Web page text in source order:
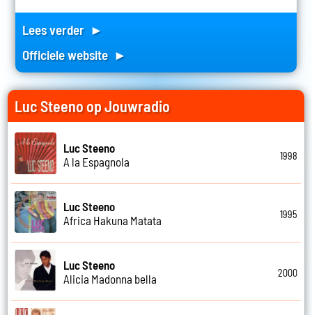
Lees verder ►
Officiele website ►
Luc Steeno op Jouwradio
Luc Steeno
A la Espagnola
1998
Luc Steeno
Africa Hakuna Matata
1995
Luc Steeno
Alicia Madonna bella
2000